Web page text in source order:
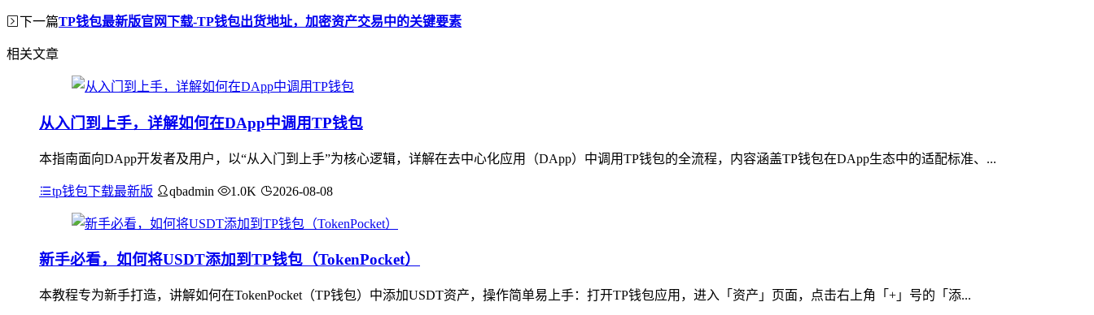
下一篇TP钱包最新版官网下载-TP钱包出货地址，加密资产交易中的关键要素
相关文章
从入门到上手，详解如何在DApp中调用TP钱包
本指南面向DApp开发者及用户，以“从入门到上手”为核心逻辑，详解在去中心化应用（DApp）中调用TP钱包的全流程，内容涵盖TP钱包在DApp生态中的适配标准、...
tp钱包下载最新版 qbadmin 1.0K 2026-08-08
新手必看，如何将USDT添加到TP钱包（TokenPocket）
本教程专为新手打造，讲解如何在TokenPocket（TP钱包）中添加USDT资产，操作简单易上手：打开TP钱包应用，进入「资产」页面，点击右上角「+」号的「添...